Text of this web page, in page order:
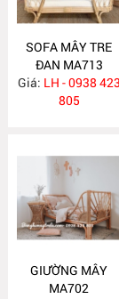
SOFA MÂY TRE
ĐAN MA713
Giá: LH - 0938 423
805
GIƯỜNG MÂY
MA702